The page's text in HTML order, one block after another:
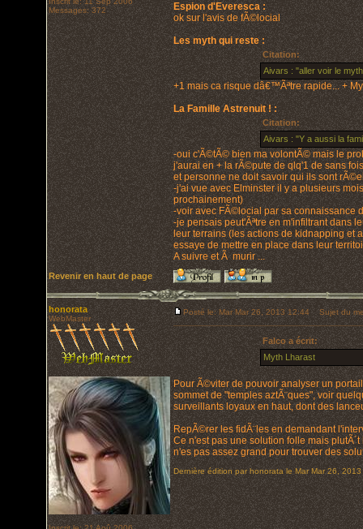
Messages: 372
Espion d'Everesca :
ok sur l'avis de fÃ©locial
Les myth qui reste :
Citation:
Aivars : "aller voir le
+1 mais ca risque dâ€™Ãªtre rapide... +
La Famille Astrenuit ! :
Citation:
Aivars : "Y a aussi la
-oui c'Ã©tÃ© bien ma volontÃ© mais le
j'aurai en + la rÃ©pute de qlq'1 de sans
et personne ne doit savoir qui ils sont
-j'ai vue avec Elminster il y a plusieurs
prochainement)
-voir avec FÃ©locial par sa connaissance
-je pensais peut'Ãªtre en m'infiltrant dans
leur terrains (les actions de kidnapping et
essaye de mettre en place dans leur
A suivre et Ã murir ...
Revenir en haut de page
honorata
WebMaster
Posté le: Mar Mar 26, 2013 12:44 Sujet du
Falco a écrit:
Myth Lharast
Pour Ã©viter de pouvoir analyser un
sommet de "temples aztÃ¨ques", voir
surveillants loyaux en haut, dont des
RepÃ©rer les fidÃ¨les en demandant
Ce n'est pas une solution folle mais
n'es pas assez grand pour trouver des
Dernière édition par honorata le Mar Mar 26,